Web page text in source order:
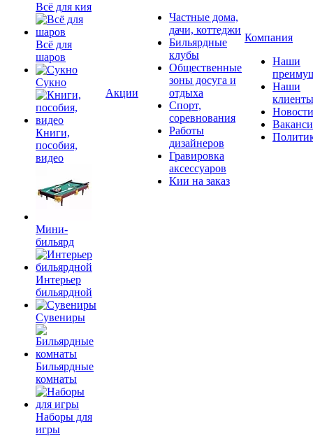
Всё для кия
Всё для
шаров
Сукно
Книги,
пособия,
видео
Мини-
бильярд
Интерьер
бильярдной
Сувениры
Бильярдные
комнаты
Наборы для
игры
Акции
Частные дома,
дачи, коттеджи
Бильярдные
клубы
Общественные
зоны досуга и
отдыха
Спорт,
соревнования
Работы
дизайнеров
Гравировка
аксессуаров
Кии на заказ
Компания
Наши
Наши
клиенты
Новости